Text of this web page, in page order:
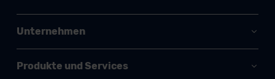
Unternehmen
Produkte und Services